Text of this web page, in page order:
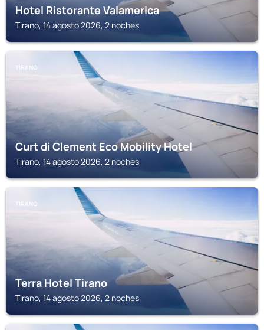
Hotel Ristorante Valamerica
Tirano, 14 agosto 2026, 2 noches
TIRANO
Curt di Clement Eco Mobility Hotel
Tirano, 14 agosto 2026, 2 noches
TIRANO
Terra Hotel Tirano
Tirano, 14 agosto 2026, 2 noches